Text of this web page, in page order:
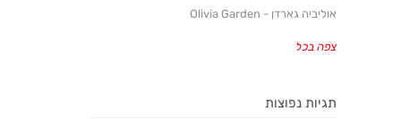
אוליביה גארדן - Olivia Garden
צפה בכל
תגיות נפוצות